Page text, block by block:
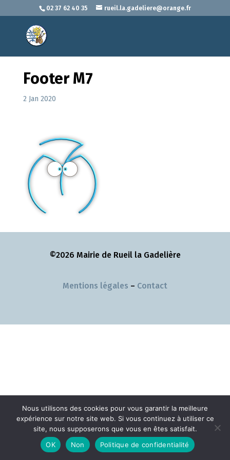
02 37 62 40 35 rueil.la.gadeliere@orange.fr
Footer M7
2 Jan 2020
©2026 Mairie de Rueil la Gadelière
Mentions légales – Contact
Nous utilisons des cookies pour vous garantir la meilleure
expérience sur notre site web. Si vous continuez à utiliser ce
site, nous supposerons que vous en êtes satisfait.
OK
Non Politique de confidentialité